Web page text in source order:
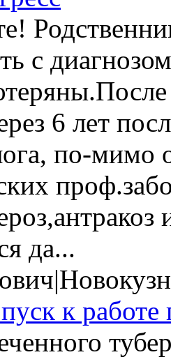
с
6 лет
по-мимо
да...
|
к работе